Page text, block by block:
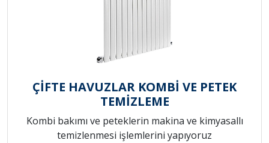
ÇİFTE HAVUZLAR KOMBİ VE PETEK
TEMİZLEME
Kombi bakımı ve peteklerin makina ve kimyasallı
temizlenmesi işlemlerini yapıyoruz